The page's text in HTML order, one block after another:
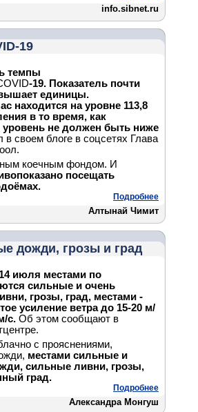
info.sibnet.ru
19
темпы
-19. Показатель почти
единицы.
находится на уровне 113,8
в то время, как
не должен быть ниже
своем блоге в соцсетях Глава
коечным фондом. И
посещать
Подробнее
Алтынай Чимит
дожди, грозы и град
июля местами по
сильные и очень
грозы, град, местами -
усиление ветра до 15-20 м/
с. Об этом сообщают в
с прояснениями,
местами сильные и
сильные ливни, грозы,
град.
Подробнее
Александра Монгуш